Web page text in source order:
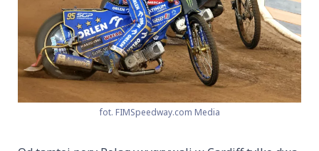
fot. FIMSpeedway.com Media